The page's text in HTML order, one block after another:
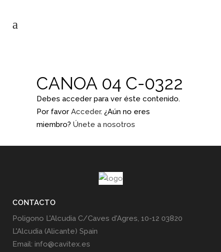
CANOA 04 C-0322
Debes acceder para ver éste contenido.
Por favor Acceder. ¿Aún no eres
miembro? Únete a nosotros
CONTACTO
Poligono L'Alcudia C/Caves d'Agres, 10-12 03820
L'Alcudia (Alicante) Spain
Email: info@cavitex.es